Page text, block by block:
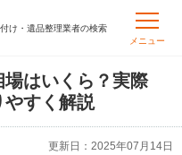
け・遺品整理業者の検索
メニュー
はいくら？実際
やすく解説
更新日： 2025年07月14日